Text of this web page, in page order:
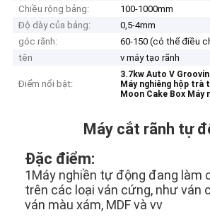
Chiều rộng bảng:
100-1000mm
Độ dày của bảng:
0,5-4mm
góc rãnh:
60-150 (có thể điều
tên
v máy tạo rãnh
Điểm nổi bật:
3.7kw Auto V
Máy nghiêng hộp trà
Moon Cake Box Máy
Máy cắt rãnh tự
Đặc điểm:
1Máy nghiền tự động đang làm
trên các loại ván cứng, như ván
ván màu xám, MDF và vv